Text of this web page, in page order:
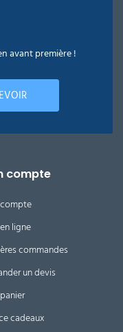
avant première !
compte
ligne
commandes
un devis
cadeaux